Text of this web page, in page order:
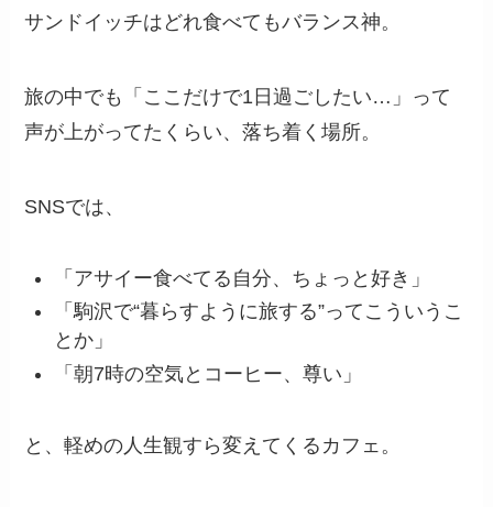
サンドイッチはどれ食べてもバランス神。
旅の中でも「ここだけで1日過ごしたい…」って
声が上がってたくらい、落ち着く場所。
SNSでは、
「アサイー食べてる自分、ちょっと好き」
「駒沢で“暮らすように旅する”ってこういうこ
とか」
「朝7時の空気とコーヒー、尊い」
と、軽めの人生観すら変えてくるカフェ。